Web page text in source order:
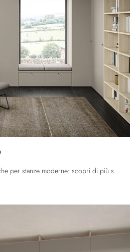
Librerie a muro iper pratiche per stanze moderne: scopri di più sul modello Golf Infinity U126 dell'azienda Colombini Casa!